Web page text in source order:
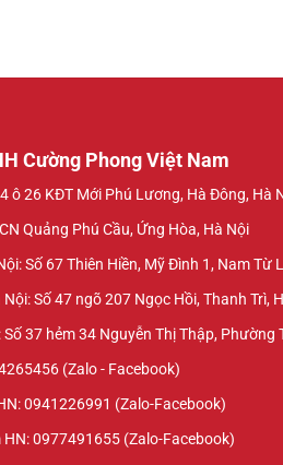
Cường Phong Việt Nam
ô 26 KĐT Mới Phú Lương, Hà Đông, Hà
Quảng Phú Cầu, Ứng Hòa, Hà Nội
Số 67 Thiên Hiền, Mỹ Đình 1, Nam Từ
Nội: Số 47 ngõ 207 Ngọc Hồi, Thanh Trì,
Số 37 hẻm 34 Nguyễn Thị Thập,
(Zalo - Facebook)
0941226991 (Zalo-Facebook)
HN: 0977491655 (Zalo-Facebook)